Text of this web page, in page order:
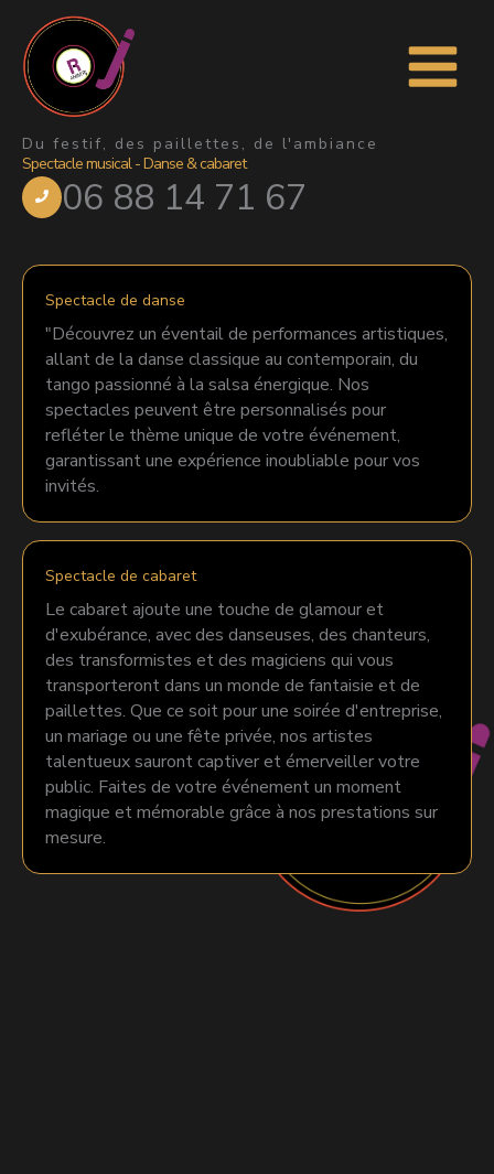
contenu
Du festif, des paillettes, de l'ambiance
Spectacle musical - Danse & cabaret
06 88 14 71 67
Spectacle de danse
"Découvrez un éventail de performances artistiques,
allant de la danse classique au contemporain, du
tango passionné à la salsa énergique. Nos
spectacles peuvent être personnalisés pour
refléter le thème unique de votre événement,
garantissant une expérience inoubliable pour vos
invités.
Spectacle de cabaret
Le cabaret ajoute une touche de glamour et
d'exubérance, avec des danseuses, des chanteurs,
des transformistes et des magiciens qui vous
transporteront dans un monde de fantaisie et de
paillettes. Que ce soit pour une soirée d'entreprise,
un mariage ou une fête privée, nos artistes
talentueux sauront captiver et émerveiller votre
public. Faites de votre événement un moment
magique et mémorable grâce à nos prestations sur
mesure.